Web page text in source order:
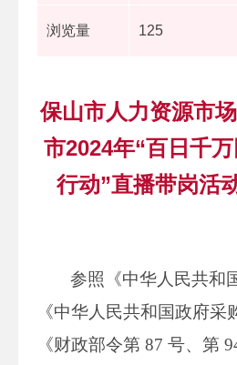
浏览量 125
保山市人力资源市
市2024年“百日千
行动”直播带岗活
参照《中华人民共和
《中华人民共和国政府采
《财政部令第 87 号、第